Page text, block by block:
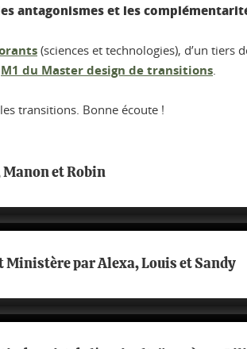
antagonismes et les
(sciences et technologies), d’un tiers
M1 du Master design de transitions.
transitions. Bonne écoute !
Manon et Robin
Ministère par Alexa, Louis et Sandy